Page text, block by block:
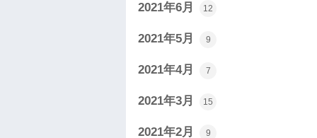
2021年6月 12
2021年5月 9
2021年4月 7
2021年3月 15
2021年2月 9